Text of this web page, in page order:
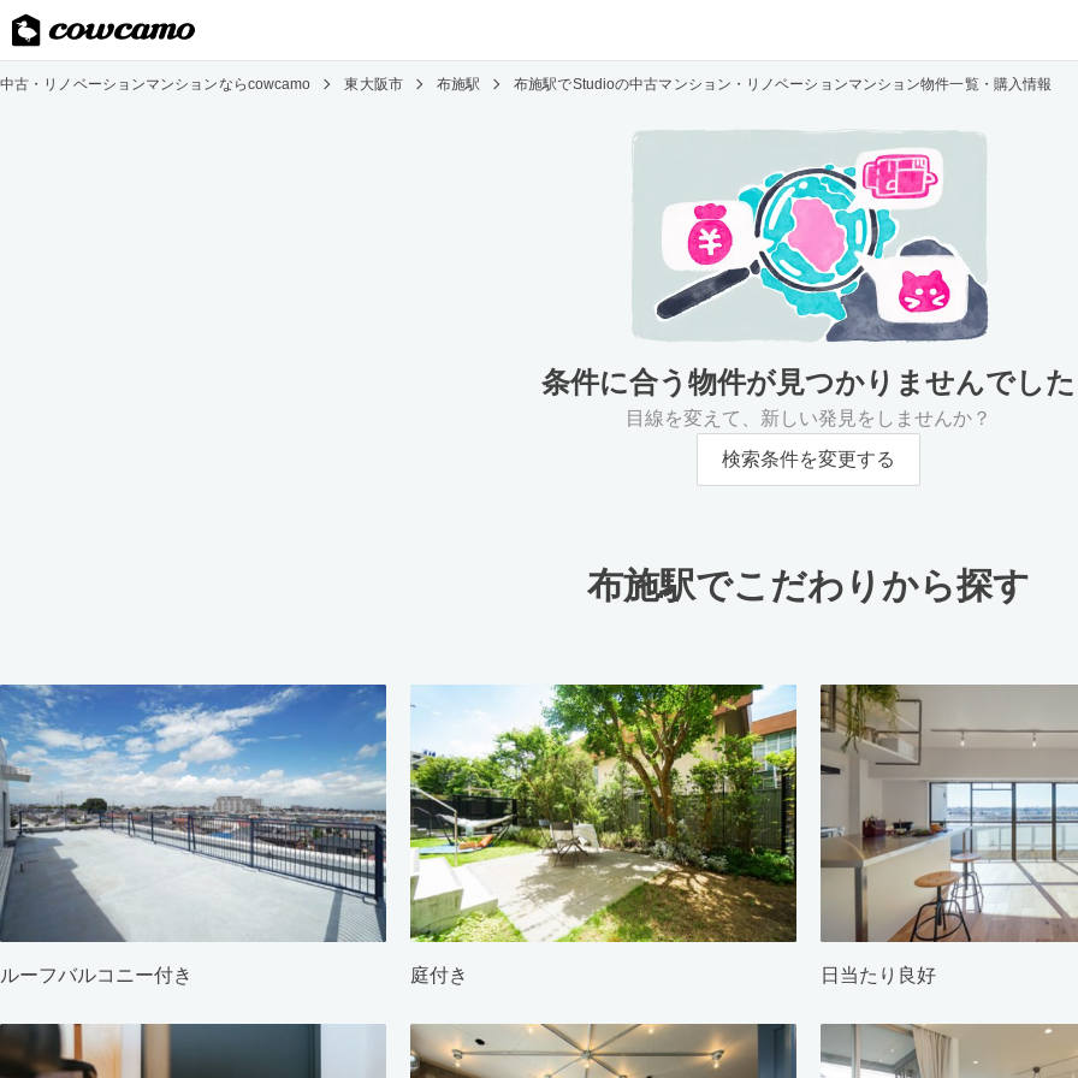
中古・リノベーションマンションならcowcamo 東大阪市 布施駅 布施駅でStudioの中古マンション・リノベーションマンション物件一覧・購入情報
条件に合う物件が見つかりませんでした
目線を変えて、新しい発見をしませんか？
検索条件を変更する
布施駅でこだわりから探す
ルーフバルコニー付き 庭付き 日当たり良好